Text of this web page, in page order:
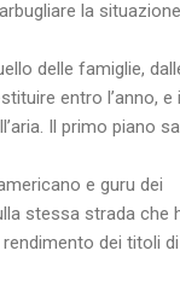
la situazione.
delle famiglie,
entro l’anno, e
Il primo piano
e guru dei
stessa strada che
dei titoli di